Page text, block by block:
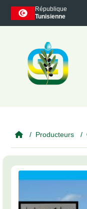
Skip to main content
République
Tunisienne
Producteurs